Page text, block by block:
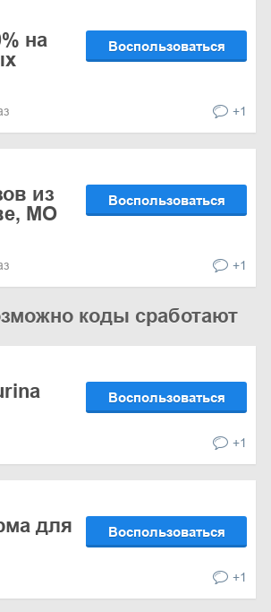
на
Воспользоваться
+1
из
МО
Воспользоваться
+1
коды сработают
Воспользоваться
+1
для
Воспользоваться
+1